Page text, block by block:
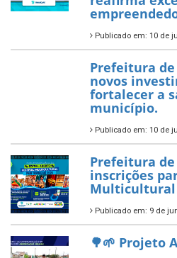
7 de
Política
—
Aplicação de
habilitado
7 de
ÚLTIMAS NOTÍCIAS
Tamandaré
Diamante do
segundo ano
reafirma